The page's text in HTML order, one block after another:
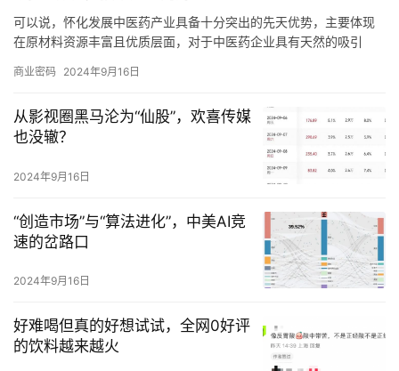
半年的营收增速相较行业整体水平有所落后。
可以说，怀化发展中医药产业具备十分突出的先天优势，主要体现
在原材料资源丰富且优质层面，对于中医药企业具有天然的吸引
据悉，怀化已经出台《关于进一步加强招商引资扩大开放八条措
文件，从用地扶持、人才引进、上市奖励等方面，全力助力中医药
企业高质量发展。
中医药产业其实只是怀化无数“向上”路径中的一条，但也鲜明诠释了
世界看到“怀化速度”。
商业密码 2024年9月16日
从影视圈黑马沦为“仙股”，欢喜传媒
也没辙？
2024年9月16日
“创造市场”与“算法进化”，中美AI竞
速的岔路口
2024年9月16日
好难喝但真的好想试试，全网0好评
的饮料越来越火